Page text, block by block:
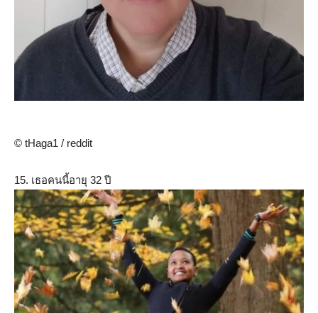
© tHaga1 / reddit
15. เธอคนนี้อายุ 32 ปี